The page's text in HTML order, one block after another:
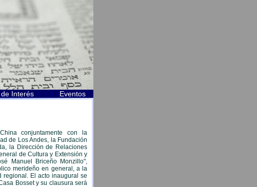
Interés
Eventos
conjuntamente con la
de Los Andes, la Fundación
la Dirección de Relaciones
de Cultura y Extensión y
Manuel Briceño Monzillo",
merideño en general, a la
regional. El acto inaugural se
Bosset y su clausura será